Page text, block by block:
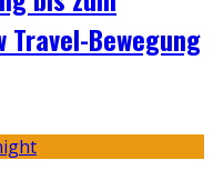
Bewegung